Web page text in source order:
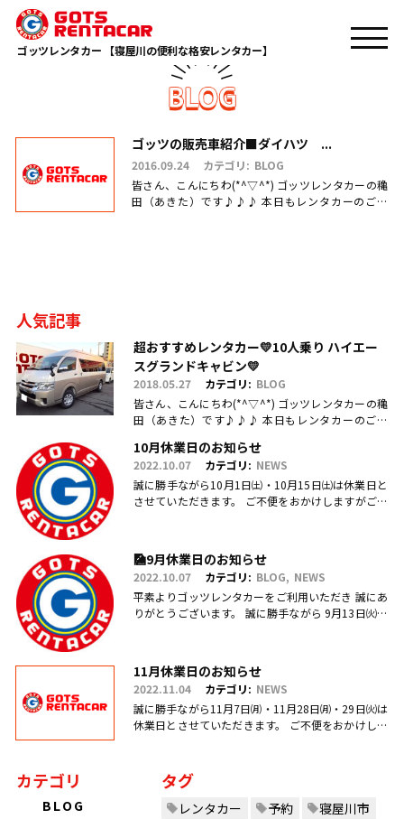
ゴッツレンタカー 【寝屋川の便利な格安レンタカー】
TOP ＤＸ
ゴッツの販売車紹介■ダイハツ ...
2016.09.24 カテゴリ: BLOG
皆さん、こんにちわ(*^▽^*) ゴッツレンタカーの穐
田（あきた）です♪♪♪ 本日もレンタカーのご利
人気記事
超おすすめレンタカー💛10人乗り ハイエー
スグランドキャビン💛
2018.05.27 カテゴリ: BLOG
皆さん、こんにちわ(*^▽^*) ゴッツレンタカーの穐
田（あきた）です♪♪♪ 本日もレンタカーのご利
りがとうございます(.....
10月休業日のお知らせ
2022.10.07 カテゴリ: NEWS
誠に勝手ながら10月1日㈯・10月15日㈯は休業日と
させていただきます。 ご不便をおかけしますがご理
🎑9月休業日のお知らせ
2022.10.07 カテゴリ: BLOG
NEWS
平素よりゴッツレンタカーをご利用いただき 誠にあ
りがとうございます。 誠に勝手ながら 9月13日㈫・
11月休業日のお知らせ
2022.11.04 カテゴリ: NEWS
誠に勝手ながら11月7日㈪・11月28日㈪・29日㈫は
休業日とさせていただきます。 ご不便をおかけしま
カテゴリ
BLOG
タグ
レンタカー 予約
寝屋川市